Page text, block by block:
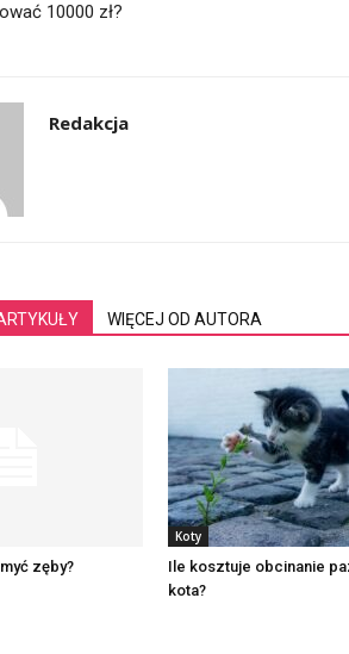
10000 zł?
Redakcja
WIĘCEJ OD AUTORA
zęby?
Koty
Ile kosztuje obcinanie
kota?